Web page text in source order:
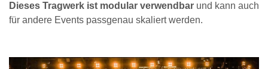
Dieses Tragwerk ist modular verwendbar und kann auch
für andere Events passgenau skaliert werden.